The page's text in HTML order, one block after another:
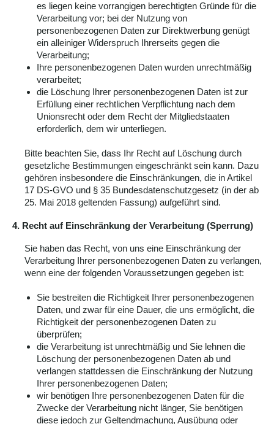
es liegen keine vorrangigen berechtigten Gründe für die
Verarbeitung vor; bei der Nutzung von
personenbezogenen Daten zur Direktwerbung genügt
ein alleiniger Widerspruch Ihrerseits gegen die
Verarbeitung;
Ihre personenbezogenen Daten wurden unrechtmäßig
verarbeitet;
die Löschung Ihrer personenbezogenen Daten ist zur
Erfüllung einer rechtlichen Verpflichtung nach dem
Unionsrecht oder dem Recht der Mitgliedstaaten
erforderlich, dem wir unterliegen.
Bitte beachten Sie, dass Ihr Recht auf Löschung durch
gesetzliche Bestimmungen eingeschränkt sein kann. Dazu
gehören insbesondere die Einschränkungen, die in Artikel
17 DS-GVO und § 35 Bundesdatenschutzgesetz (in der ab
25. Mai 2018 geltenden Fassung) aufgeführt sind.
4. Recht auf Einschränkung der Verarbeitung (Sperrung)
Sie haben das Recht, von uns eine Einschränkung der
Verarbeitung Ihrer personenbezogenen Daten zu verlangen,
wenn eine der folgenden Voraussetzungen gegeben ist:
Sie bestreiten die Richtigkeit Ihrer personenbezogenen
Daten, und zwar für eine Dauer, die uns ermöglicht, die
Richtigkeit der personenbezogenen Daten zu
überprüfen;
die Verarbeitung ist unrechtmäßig und Sie lehnen die
Löschung der personenbezogenen Daten ab und
verlangen stattdessen die Einschränkung der Nutzung
Ihrer personenbezogenen Daten;
wir benötigen Ihre personenbezogenen Daten für die
Zwecke der Verarbeitung nicht länger, Sie benötigen
diese jedoch zur Geltendmachung, Ausübung oder